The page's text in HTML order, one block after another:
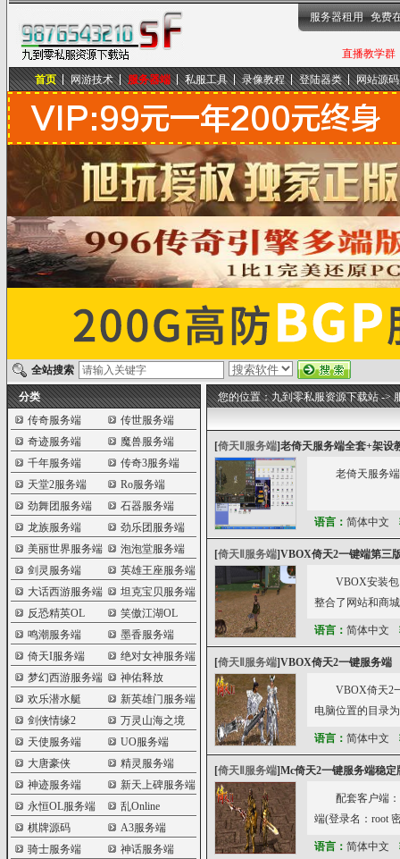
九到零私服资源下载站
直播教学群
服务器租用 免费
首页 网游技术 服务器端 私服工具 录像教程 登陆器类 网站源码
全站搜索
分类
传奇服务端
传世服务端
奇迹服务端
魔兽服务端
千年服务端
传奇3服务端
天堂2服务端
Ro服务端
劲舞团服务端
石器服务端
龙族服务端
劲乐团服务端
美丽世界服务端
泡泡堂服务端
剑灵服务端
英雄王座服务端
大话西游服务端
坦克宝贝服务端
反恐精英OL
笑傲江湖OL
鸣潮服务端
墨香服务端
倚天I服务端
绝对女神服务端
梦幻西游服务端
神佑释放
欢乐潜水艇
新英雄门服务端
剑侠情缘2
万灵山海之境
天使服务端
UO服务端
大唐豪侠
精灵服务端
神迹服务端
新天上碑服务端
永恒OL服务端
乱Online
棋牌源码
A3服务端
骑士服务端
神话服务端
您的位置：九到零私服资源下载站->
[倚天Ⅱ服务端]老倚天服务端全套+架设
老倚天服务
语言： 简体中文
[倚天Ⅱ服务端]VBOX倚天2一键端第三
VBOX安装包
整合了网站和商
语言： 简体中文
[倚天Ⅱ服务端]VBOX倚天2一键服务端
VBOX倚天2
电脑位置的目录
语言： 简体中文
[倚天Ⅱ服务端]Mc倚天2一键服务端稳定
配套客户端
端(登录名：root
语言： 简体中文